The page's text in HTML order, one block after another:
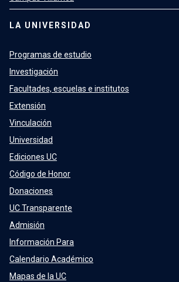
LA UNIVERSIDAD
Programas de estudio
Investigación
Facultades, escuelas e institutos
Extensión
Vinculación
Universidad
Ediciones UC
Código de Honor
Donaciones
UC Transparente
Admisión
Información Para
Calendario Académico
Mapas de la UC